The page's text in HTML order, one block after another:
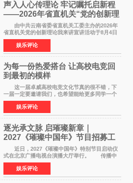
声入人心传理论 牢记嘱托启新程
——2026年省直机关“党的创新理
论我来讲”宣讲活动圆满落幕
由中共云南省委省直机关工委主办的2026年
省直机关党的创新理论我来讲宣讲活动于8月4日
至5日在昆明举办。活动以 "牢记嘱托 感恩奋进
开创云南发展新局面 "为主题，坚持以新时代中国
特色社会主义
娱乐评论
为每一份热爱搭台 让高校电竞回
到最初的模样
这一届卓威高校电竞文化节真的很不错，下
一届一定要邀请我们，也希望能给更多同学一个
来到现场的机会。 2026卓威高校电竞文化节
已经落下帷幕，在活动结束后，仍有不少高校电
竞社负责人和现
娱乐评论
逐光承文脉 启璀璨新章｜
2027《璀璨中国年》节目招募工
作圆满启动
近日，2027《璀璨中国年》特别节目启动仪
式在北京广播电视台演播大厅举行。 传播中
华优秀传统文化，弘扬纯正国风艺术，打造高规
格、高质感、正能量的文艺盛典，是璀璨中国年
矢志不渝的初心
娱乐评论